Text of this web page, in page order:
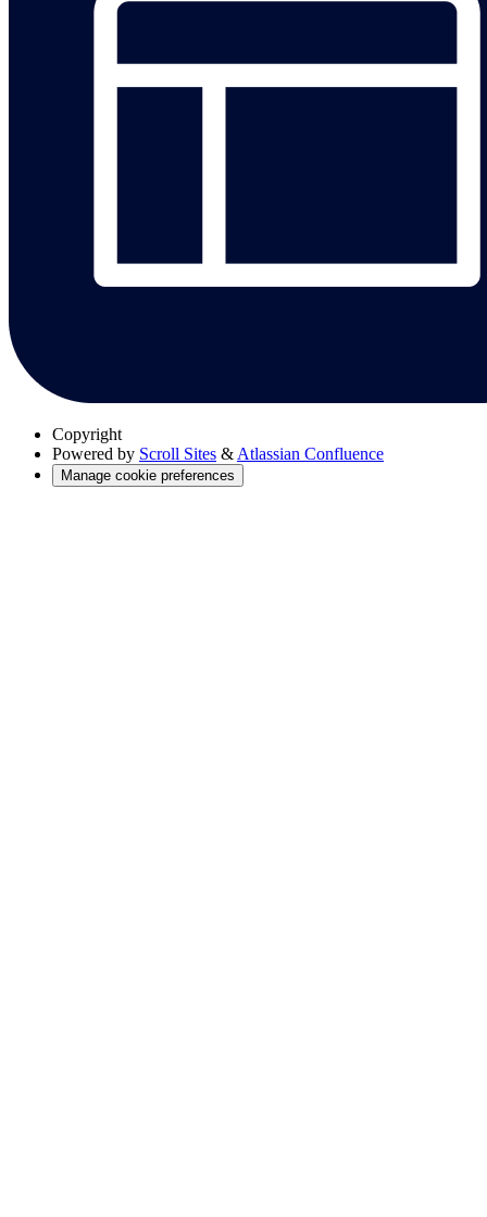
Copyright
Powered by Scroll Sites & Atlassian Confluence
Manage cookie preferences